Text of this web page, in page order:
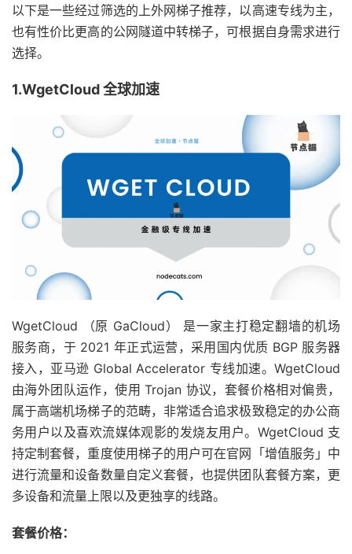
以下是一些经过筛选的上外网梯子推荐，以高速专线为主，
也有性价比更高的公网隧道中转梯子，可根据自身需求进行
选择。
1.WgetCloud 全球加速
WgetCloud （原 GaCloud） 是一家主打稳定翻墙的机场
服务商，于 2021 年正式运营，采用国内优质 BGP 服务器
接入，亚马逊 Global Accelerator 专线加速。WgetCloud
由海外团队运作，使用 Trojan 协议，套餐价格相对偏贵，
属于高端机场梯子的范畴，非常适合追求极致稳定的办公商
务用户以及喜欢流媒体观影的发烧友用户。WgetCloud 支
持定制套餐，重度使用梯子的用户可在官网「增值服务」中
进行流量和设备数量自定义套餐，也提供团队套餐方案，更
多设备和流量上限以及更独享的线路。
套餐价格：